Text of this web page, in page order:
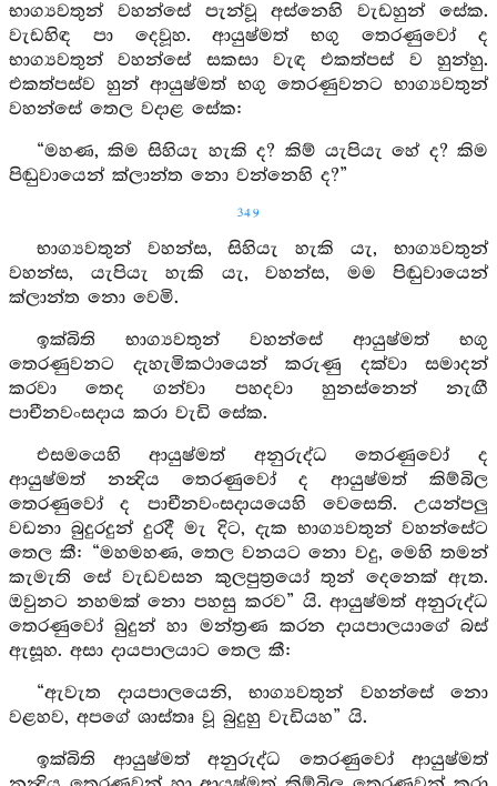
භාග්‍යවතුන් වහන්සේ පැන්වූ අස්නෙහි වැඩහුන් සේක.
වැඩහිඳ පා දෙවූහ. ආයුෂ්මත් භගු තෙරණුවෝ ද
භාග්‍යවතුන් වහන්සේ සකසා වැඳ එකත්පස් ව හුන්හු.
එකත්පස්ව හුන් ආයුෂ්මත් භගු තෙරණුවනට භාග්‍යවතුන්
වහන්සේ තෙල වදාළ සේක:
“මහණ, කිම සිහියැ හැකි ද? කිම් යැපියැ හේ ද? කිම
පිඬුවායෙන් ක්ලාන්ත නො වන්නෙහි ද?”
349
භාග්‍යවතුන් වහන්ස, සිහියැ හැකි යැ, භාග්‍යවතුන්
වහන්ස, යැපියැ හැකි යැ, වහන්ස, මම පිඬුවායෙන්
ක්ලාන්ත නො වෙමි.
ඉක්බිති භාග්‍යවතුන් වහන්සේ ආයුෂ්මත් භගු
තෙරණුවනට දැහැමිකථායෙන් කරුණු දක්වා සමාදන්
කරවා තෙද ගන්වා පහදවා හුනස්නෙන් නැඟී
පාචීනවංසදාය කරා වැඩි සේක.
එසමයෙහි ආයුෂ්මත් අනුරුද්ධ තෙරණුවෝ ද
ආයුෂ්මත් නන්‍දිය තෙරණුවෝ ද ආයුෂ්මත් කිම්බිල
තෙරණුවෝ ද පාචීනවංසදායයෙහි වෙසෙති. උයන්පලු
වඩනා බුදුරදුන් දුරදී මැ දිට, දැක භාග්‍යවතුන් වහන්සේට
තෙල කී: “මහමහණ, තෙල වනයට නො වදු, මෙහි තමන්
කැමැති සේ වැඩවසන කුලපුත්‍රයෝ තුන් දෙනෙක් ඇත.
ඔවුනට නහමක් නො පහසු කරව” යි. ආයුෂ්මත් අනුරුද්ධ
තෙරණුවෝ බුදුන් හා මන්ත්‍රණ කරන දායපාලයාගේ බස්
ඇසූහ. අසා දායපාලයාට තෙල කී:
“ඇවැත දායපාලයෙනි, භාග්‍යවතුන් වහන්සේ නො
වළහව, අපගේ ශාස්තෘ වූ බුදුහු වැඩියහ” යි.
ඉක්බිති ආයුෂ්මත් අනුරුද්ධ තෙරණුවෝ ආයුෂ්මත්